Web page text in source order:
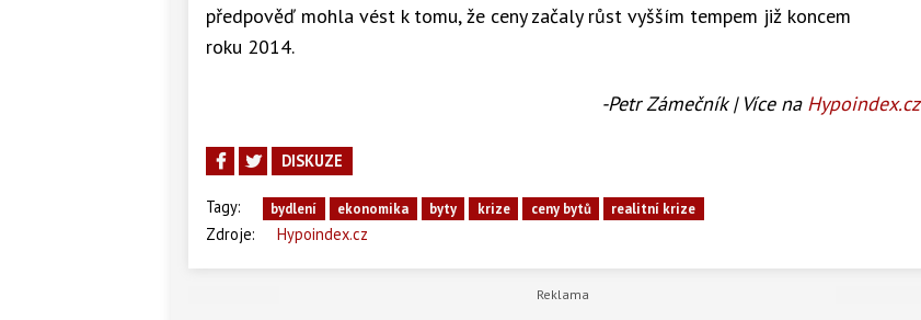
předpověď mohla vést k tomu, že ceny začaly růst vyšším tempem již koncem
roku 2014.
-Petr Zámečník | Více na Hypoindex.cz
DISKUZE
Tagy: bydlení ekonomika byty krize ceny bytů realitní krize
Zdroje: Hypoindex.cz